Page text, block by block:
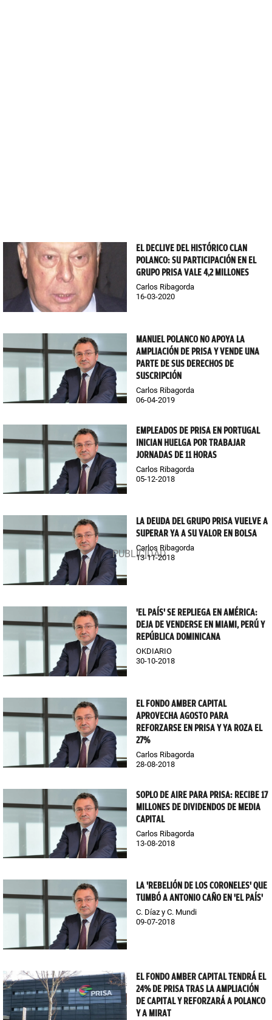
EL DECLIVE DEL HISTÓRICO CLAN
POLANCO: SU PARTICIPACIÓN EN EL
GRUPO PRISA VALE 4,2 MILLONES
Carlos Ribagorda
16-03-2020
MANUEL POLANCO NO APOYA LA
AMPLIACIÓN DE PRISA Y VENDE UNA
PARTE DE SUS DERECHOS DE
SUSCRIPCIÓN
Carlos Ribagorda
06-04-2019
EMPLEADOS DE PRISA EN PORTUGAL
INICIAN HUELGA POR TRABAJAR
JORNADAS DE 11 HORAS
Carlos Ribagorda
05-12-2018
LA DEUDA DEL GRUPO PRISA VUELVE A
SUPERAR YA A SU VALOR EN BOLSA
Carlos Ribagorda
13-11-2018
'EL PAÍS' SE REPLIEGA EN AMÉRICA:
DEJA DE VENDERSE EN MIAMI, PERÚ Y
REPÚBLICA DOMINICANA
OKDIARIO
30-10-2018
EL FONDO AMBER CAPITAL
APROVECHA AGOSTO PARA
REFORZARSE EN PRISA Y YA ROZA EL
27%
Carlos Ribagorda
28-08-2018
SOPLO DE AIRE PARA PRISA: RECIBE 17
MILLONES DE DIVIDENDOS DE MEDIA
CAPITAL
Carlos Ribagorda
13-08-2018
LA 'REBELIÓN DE LOS CORONELES' QUE
TUMBÓ A ANTONIO CAÑO EN 'EL PAÍS'
C. Díaz y C. Mundi
09-07-2018
EL FONDO AMBER CAPITAL TENDRÁ EL
24% DE PRISA TRAS LA AMPLIACIÓN
DE CAPITAL Y REFORZARÁ A POLANCO
Y A MIRAT